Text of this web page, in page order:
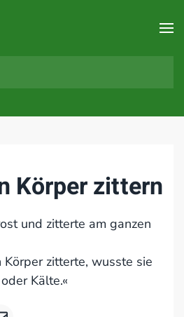
Körper zittern
und zitterte am ganzen
Körper zitterte, wusste sie
Kälte.«